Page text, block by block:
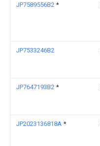
JP7589556B2 *
JP7533246B2
JP7647193B2 *
JP2023136818A *